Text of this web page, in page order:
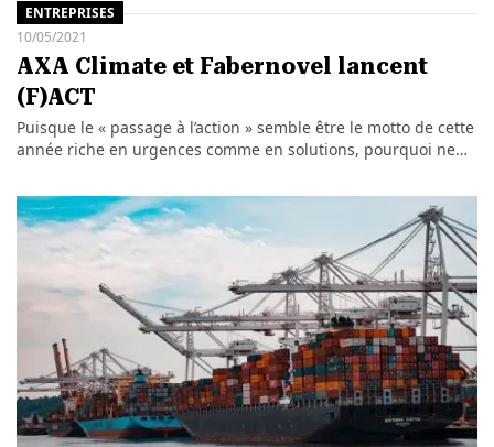
ENTREPRISES
10/05/2021
AXA Climate et Fabernovel lancent
(F)ACT
Puisque le « passage à l’action » semble être le motto de cette
année riche en urgences comme en solutions, pourquoi ne…